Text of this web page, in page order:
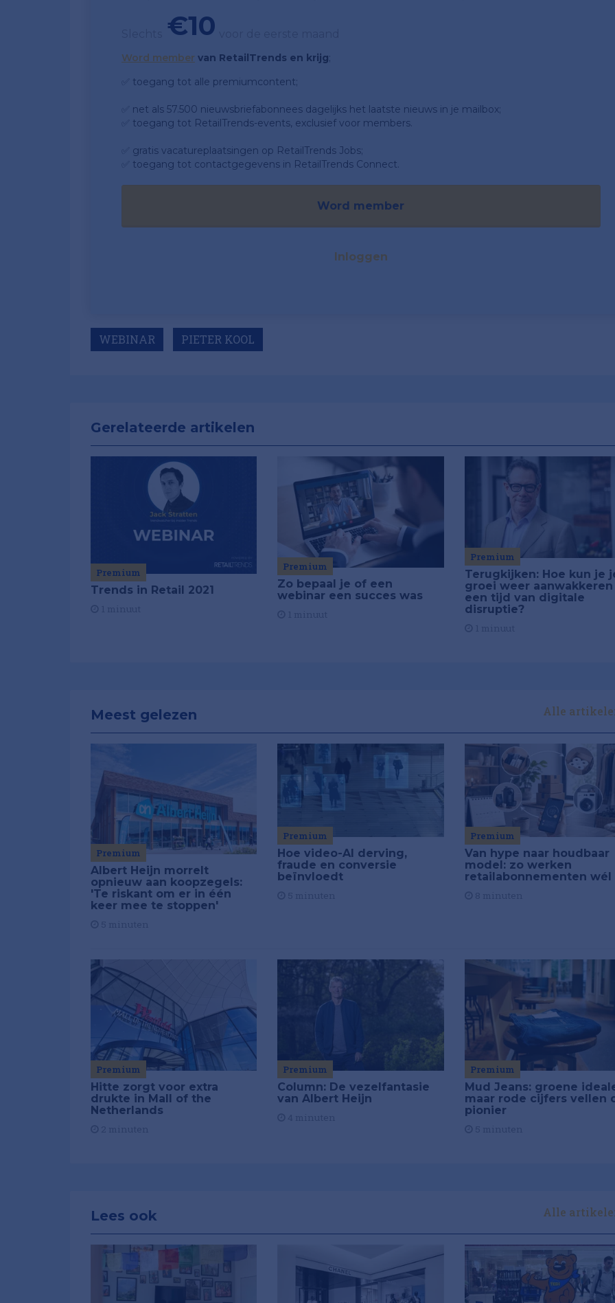
€10
Word member van RetailTrends en krijg;
✅ toegang tot alle premiumcontent;
✅ net als 57.500 nieuwsbriefabonnees dagelijks het laatste nieuws in je mailbox;
✅ toegang tot RetailTrends-events, exclusief voor members.
✅ gratis vacatureplaatsingen op RetailTrends Jobs;
✅ toegang tot contactgegevens in RetailTrends Connect.
Word member
Inloggen
WEBINAR PIETER KOOL
Gerelateerde artikelen
Premium
Trends in Retail 2021
Premium
Zo bepaal je of een
webinar een succes was
Premium
Terugkijken: Hoe kun je
groei weer
een tijd van digitale
disruptie?
Meest gelezen Alle
Premium
Albert Heijn morrelt
opnieuw aan koopzegels:
'Te riskant om er in één
keer mee te stoppen'
Premium
Hoe video-AI derving,
fraude en conversie
beïnvloedt
Premium
Van hype naar houdbaar
model: zo werken
retailabonnementen wél
Premium
Hitte zorgt voor extra
drukte in Mall of the
Netherlands
Premium
Column: De vezelfantasie
van Albert Heijn
Premium
Mud Jeans: groene
maar rode cijfers vellen
pionier
Lees ook Alle